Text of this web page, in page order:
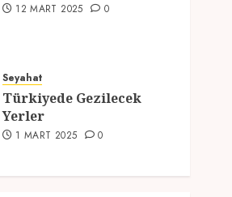
12 MART 2025 0
Seyahat
Türkiyede Gezilecek
Yerler
1 MART 2025 0